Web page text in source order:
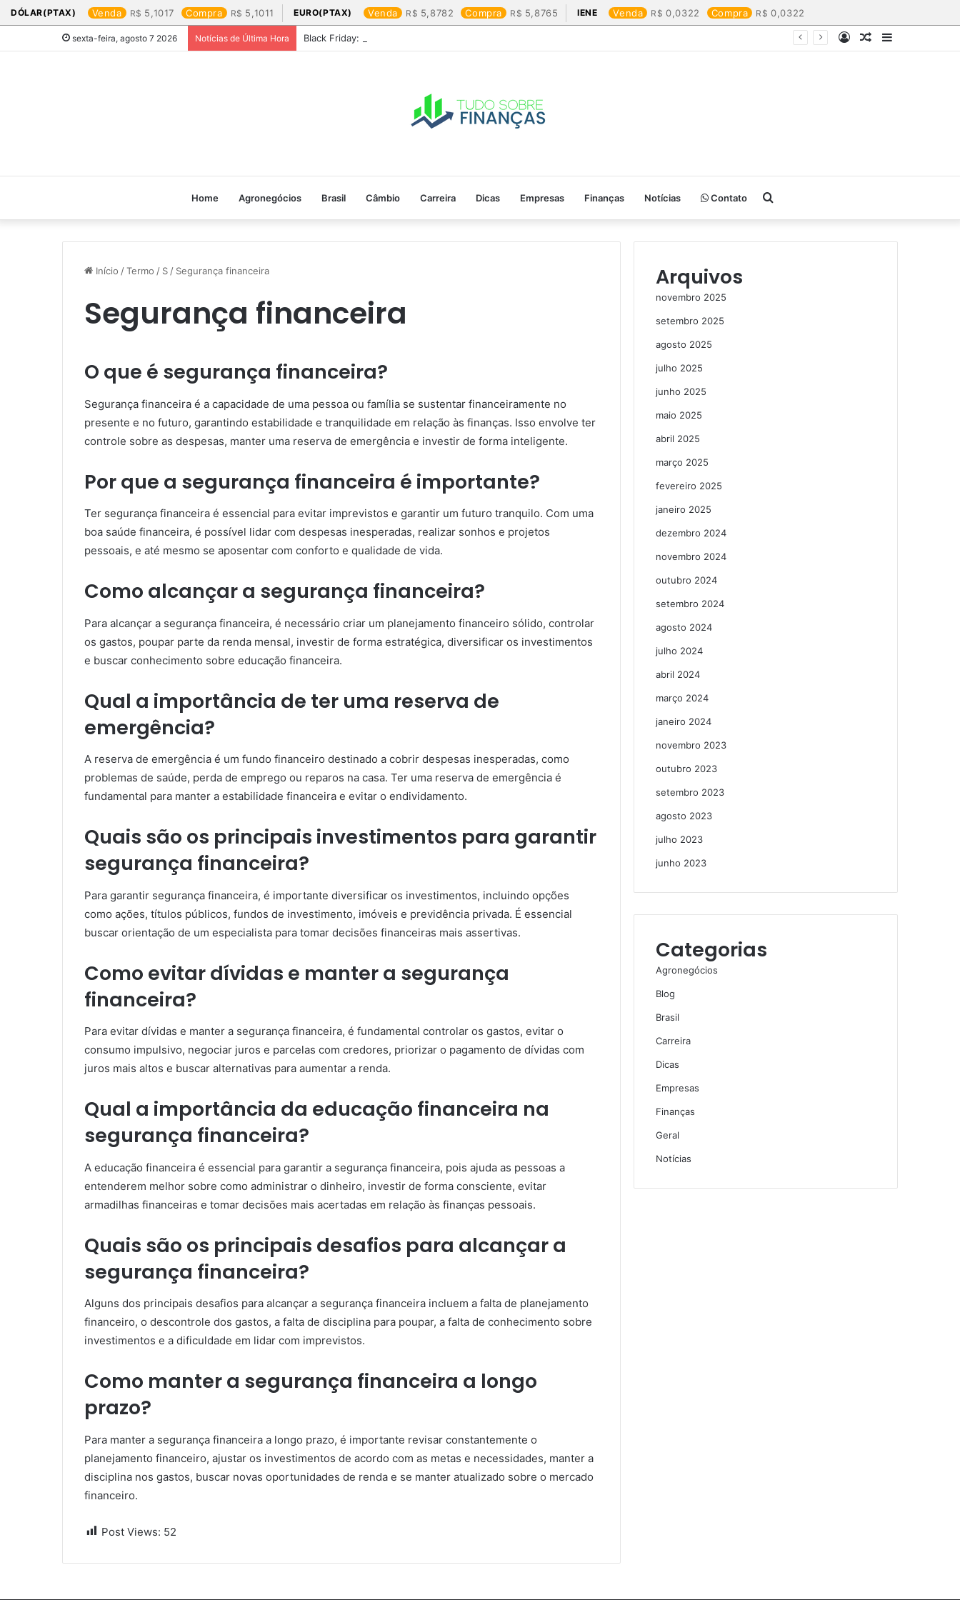
DÓLAR(PTAX) Venda 5,1017 Compra 5,1011 EURO(PTAX) Venda 5,8782 Compra 5,8765 IENE Venda 0,0322 Compra 0,0322
sexta-feira, agosto 7 2026 Notícias de Última Hora Black Friday: os produtos que mais valem a pena
Barra
Artigo
Entrar
Home Agronegócios Brasil Câmbio Carreira Dicas Empresas Finanças Notícias Contato Procurar
por
Início /Termo / S / Segurança financeira
Segurança financeira
O que é segurança financeira?
Segurança financeira é a capacidade de uma pessoa ou família se sustentar financeiramente no
presente e no futuro, garantindo estabilidade e tranquilidade em relação às finanças. Isso envolve ter
controle sobre as despesas, manter uma reserva de emergência e investir de forma inteligente.
Por que a segurança financeira é importante?
Ter segurança financeira é essencial para evitar imprevistos e garantir um futuro tranquilo. Com uma
boa saúde financeira, é possível lidar com despesas inesperadas, realizar sonhos e projetos
pessoais, e até mesmo se aposentar com conforto e qualidade de vida.
Como alcançar a segurança financeira?
Para alcançar a segurança financeira, é necessário criar um planejamento financeiro sólido, controlar
os gastos, poupar parte da renda mensal, investir de forma estratégica, diversificar os investimentos
e buscar conhecimento sobre educação financeira.
Qual a importância de ter uma reserva de
emergência?
A reserva de emergência é um fundo financeiro destinado a cobrir despesas inesperadas, como
problemas de saúde, perda de emprego ou reparos na casa. Ter uma reserva de emergência é
fundamental para manter a estabilidade financeira e evitar o endividamento.
Quais são os principais investimentos para garantir
segurança financeira?
Para garantir segurança financeira, é importante diversificar os investimentos, incluindo opções
como ações, títulos públicos, fundos de investimento, imóveis e previdência privada. É essencial
buscar orientação de um especialista para tomar decisões financeiras mais assertivas.
Como evitar dívidas e manter a segurança
financeira?
Para evitar dívidas e manter a segurança financeira, é fundamental controlar os gastos, evitar o
consumo impulsivo, negociar juros e parcelas com credores, priorizar o pagamento de dívidas com
juros mais altos e buscar alternativas para aumentar a renda.
Qual a importância da educação financeira na
segurança financeira?
A educação financeira é essencial para garantir a segurança financeira, pois ajuda as pessoas a
entenderem melhor sobre como administrar o dinheiro, investir de forma consciente, evitar
armadilhas financeiras e tomar decisões mais acertadas em relação às finanças pessoais.
Quais são os principais desafios para alcançar a
segurança financeira?
Alguns dos principais desafios para alcançar a segurança financeira incluem a falta de planejamento
financeiro, o descontrole dos gastos, a falta de disciplina para poupar, a falta de conhecimento sobre
investimentos e a dificuldade em lidar com imprevistos.
Como manter a segurança financeira a longo
prazo?
Para manter a segurança financeira a longo prazo, é importante revisar constantemente o
planejamento financeiro, ajustar os investimentos de acordo com as metas e necessidades, manter a
disciplina nos gastos, buscar novas oportunidades de renda e se manter atualizado sobre o mercado
financeiro.
Post Views: 52
Arquivos
novembro 2025
setembro 2025
agosto 2025
julho 2025
junho 2025
maio 2025
abril 2025
março 2025
fevereiro 2025
janeiro 2025
dezembro 2024
novembro 2024
outubro 2024
setembro 2024
agosto 2024
julho 2024
abril 2024
março 2024
janeiro 2024
novembro 2023
outubro 2023
setembro 2023
agosto 2023
julho 2023
junho 2023
Categorias
Agronegócios
Blog
Brasil
Carreira
Dicas
Empresas
Finanças
Geral
Notícias